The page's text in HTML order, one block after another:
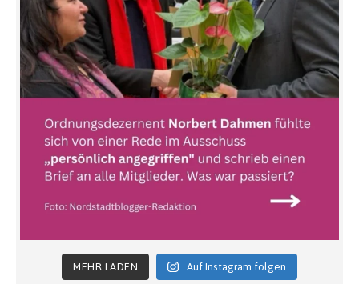
MEHR LADEN Auf Instagram folgen